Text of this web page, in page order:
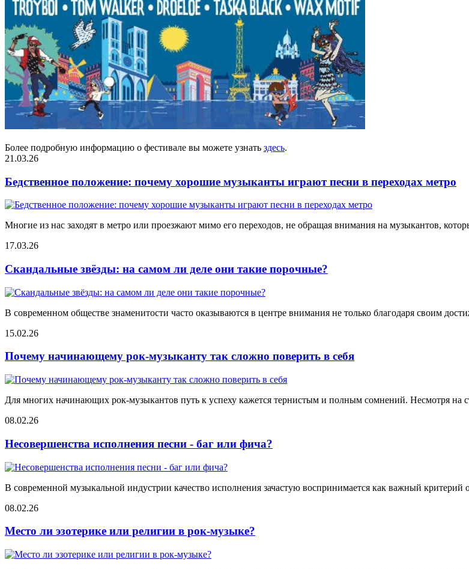
Более подробную информацию о фестивале вы можете узнать здесь.
21.03.26
Бедственное положение: почему хорошие музыканты играют песни в переходах метро
Многие из нас заходят в метро или проезжают мимо его переходов, не обращая внимания на музыкантов,
17.03.26
Скандальные звёзды: на самом ли деле они такие порочные?
В современном обществе знаменитости часто оказываются в центре внимания не только благодаря своим
15.02.26
Почему начинающему рок-музыканту так сложно поверить в себя
Для многих начинающих рок-музыкантов путь к успеху кажется тернистым и полным сомнений. Несмотря на
08.02.26
Несовершенства исполнения песни - баг или фича?
В современной музыкальной индустрии качество исполнения зачастую воспринимается как важный
08.02.26
Место ли эзотерике или религии в рок-музыке?